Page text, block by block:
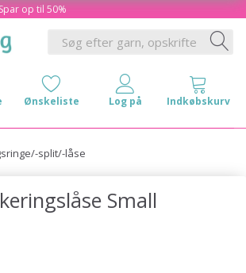
op til 50%
split/-låse
Small